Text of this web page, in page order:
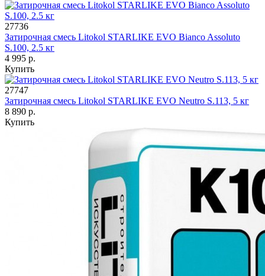
27736
Затирочная смесь Litokol STARLIKE EVO Bianco Assoluto
S.100, 2.5 кг
4 995 р.
Купить
27747
Затирочная смесь Litokol STARLIKE EVO Neutro S.113, 5 кг
8 890 р.
Купить